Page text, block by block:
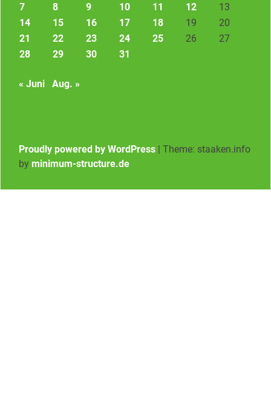
7
8 9 10 11 12
13
14
15 16 17 18 19
20
21
22 23 24 25 26
27
28
29 30 31
« Juni Aug. »
Proudly powered by WordPress | Theme: staaken.info
by minimum-structure.de